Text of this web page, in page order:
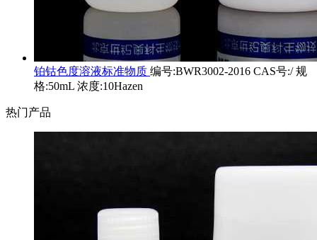
铂钴色度溶液标准物质 编号:BWR3002-2016 CAS号:/ 规
格:50mL 浓度:10Hazen
热门产品